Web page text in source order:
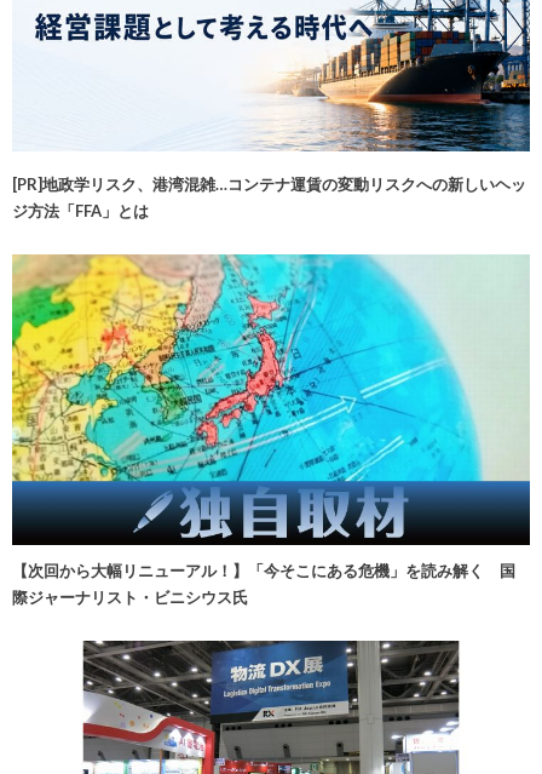
[PR]地政学リスク、港湾混雑…コンテナ運賃の変動リスクへの新しいヘッ
ジ方法「FFA」とは
【次回から大幅リニューアル！】「今そこにある危機」を読み解く 国
際ジャーナリスト・ビニシウス氏